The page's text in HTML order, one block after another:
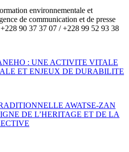
environnementale et
de communication et de presse
90 37 37 07 / +228 99 52 93 38
: UNE ACTIVITE VITALE
ET ENJEUX DE DURABILITE
AWATSE-ZAN
DE L’HERITAGE ET DE LA